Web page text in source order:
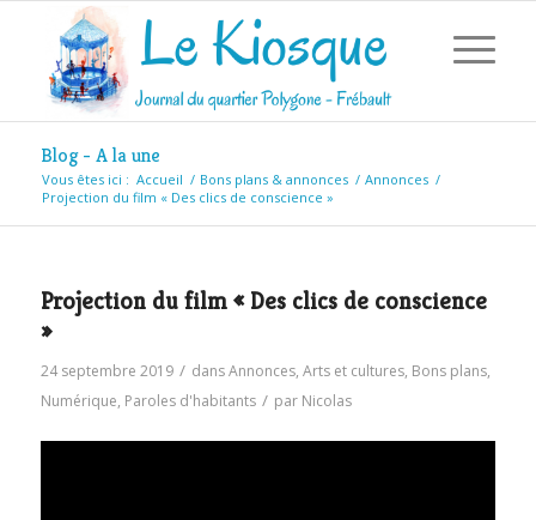
Blog - A la une
Vous êtes ici : Accueil / Bons plans & annonces / Annonces /
Projection du film « Des clics de conscience »
Projection du film « Des clics de conscience
»
24 septembre 2019 / dansAnnonces, Arts et cultures, Bons plans,
Numérique, Paroles d'habitants / par Nicolas